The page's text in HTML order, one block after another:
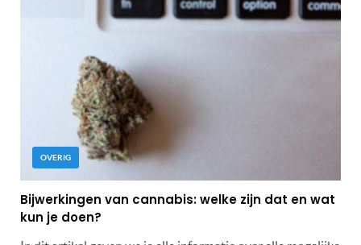
OVERIG
Bijwerkingen van cannabis: welke zijn dat en wat
kun je doen?